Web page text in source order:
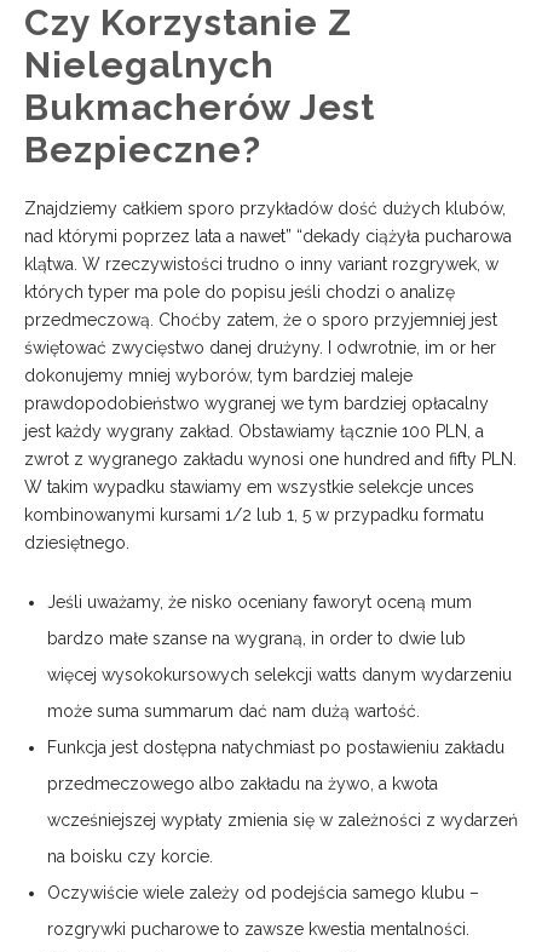
Czy Korzystanie Z
Nielegalnych
Bukmacherów Jest
Bezpieczne?
Znajdziemy całkiem sporo przykładów dość dużych klubów,
nad którymi poprzez lata a nawet” “dekady ciążyła pucharowa
klątwa. W rzeczywistości trudno o inny variant rozgrywek, w
których typer ma pole do popisu jeśli chodzi o analizę
przedmeczową. Choćby zatem, że o sporo przyjemniej jest
świętować zwycięstwo danej drużyny. I odwrotnie, im or her
dokonujemy mniej wyborów, tym bardziej maleje
prawdopodobieństwo wygranej we tym bardziej opłacalny
jest każdy wygrany zakład. Obstawiamy łącznie 100 PLN, a
zwrot z wygranego zakładu wynosi one hundred and fifty PLN.
W takim wypadku stawiamy em wszystkie selekcje unces
kombinowanymi kursami 1/2 lub 1, 5 w przypadku formatu
dziesiętnego.
Jeśli uważamy, że nisko oceniany faworyt oceną mum
bardzo małe szanse na wygraną, in order to dwie lub
więcej wysokokursowych selekcji watts danym wydarzeniu
może suma summarum dać nam dużą wartość.
Funkcja jest dostępna natychmiast po postawieniu zakładu
przedmeczowego albo zakładu na żywo, a kwota
wcześniejszej wypłaty zmienia się w zależności z wydarzeń
na boisku czy korcie.
Oczywiście wiele zależy od podejścia samego klubu –
rozgrywki pucharowe to zawsze kwestia mentalności.